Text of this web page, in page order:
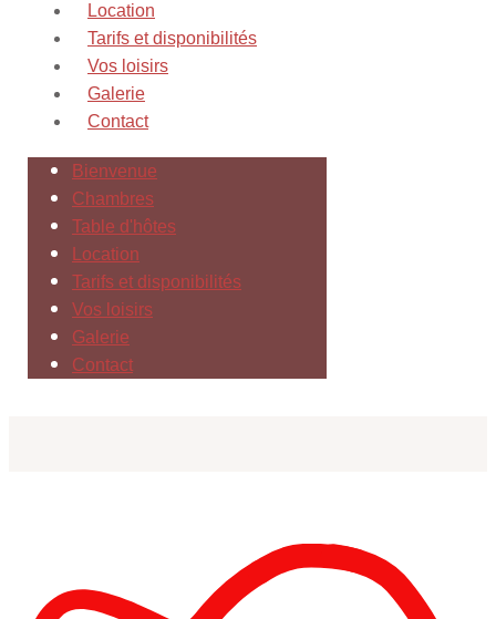
Location
Tarifs et disponibilités
Vos loisirs
Galerie
Contact
Bienvenue
Chambres
Table d'hôtes
Location
Tarifs et disponibilités
Vos loisirs
Galerie
Contact